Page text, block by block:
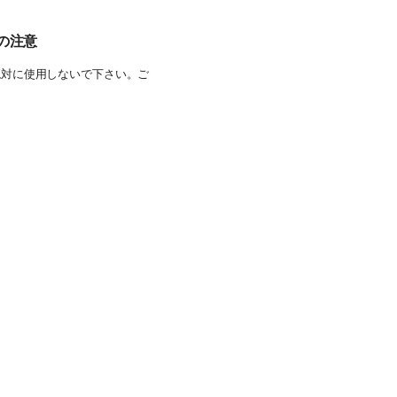
注意
に使用しないで下さい。ご